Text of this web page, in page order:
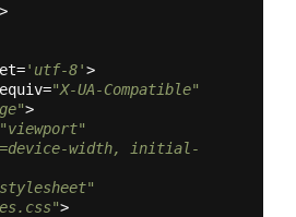
'utf-8'>
"X-UA-Compatible"
>
"viewport"
width, initial-
>